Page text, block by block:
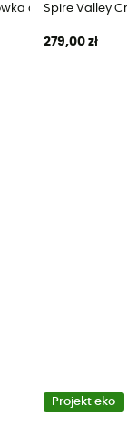
damska
Spire Valley
279,00 zł
Projekt eko